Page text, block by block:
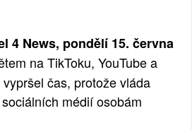
4 News, pondělí 15. června
na TikToku, YouTube a
čas, protože vláda
médií osobám